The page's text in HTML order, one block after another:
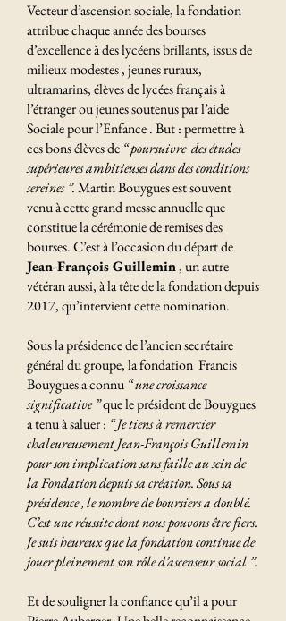
Vecteur d’ascension sociale, la fondation
attribue chaque année des bourses
d’excellence à des lycéens brillants, issus de
milieux modestes , jeunes ruraux,
ultramarins, élèves de lycées français à
l’étranger ou jeunes soutenus par l’aide
Sociale pour l’Enfance . But : permettre à
ces bons élèves de “poursuivre des études
supérieures ambitieuses dans des conditions
sereines ”.Martin Bouygues est souvent
venu à cette grand messe annuelle que
constitue la cérémonie de remises des
bourses. C’est à l’occasion du départ de
Jean-François Guillemin, un autre
vétéran aussi, à la tête de la fondation depuis
2017, qu’intervient cette nomination.
Sous la présidence de l’ancien secrétaire
général du groupe, la fondation Francis
Bouygues a connu “une croissance
significative ”que le président de Bouygues
a tenu à saluer : “Je tiens à remercier
chaleureusement Jean-François Guillemin
pour son implication sans faille au sein de
la Fondation depuis sa création. Sous sa
présidence , le nombre de boursiers a doublé.
C’est une réussite dont nous pouvons être fiers.
Je suis heureux que la fondation continue de
jouer pleinement son rôle d’ascenseur social ”.
Et de souligner la confiance qu’il a pour